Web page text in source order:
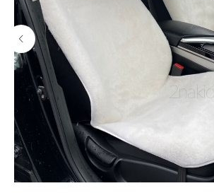
Нам доверяют Читать
отзывы
4,0 5,0